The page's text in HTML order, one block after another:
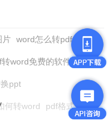
片 word怎么转pdf
转word免费的软件
ppt
何转word pdf格式转换